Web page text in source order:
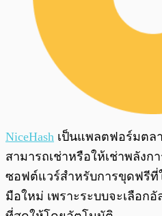
NiceHash เป็นแพลตฟอร์มตล
สามารถเช่าหรือให้เช่าพลัง
ซอฟต์แวร์สำหรับการขุดฟรีที่
มือใหม่ เพราะระบบจะเลือก